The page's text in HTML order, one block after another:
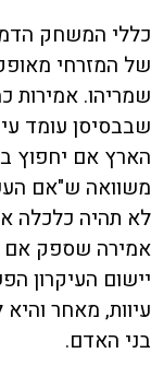
כללי המשחק
של המזרחי
שמריהו. אמירות
שבבסיסן עומד
הארץ אם יחפוץ
משוואה ש"אם
לא תהיה כלכלה
אמירה שספק אם
יישום העיקרון
עיוות, מאחר
בני האדם.